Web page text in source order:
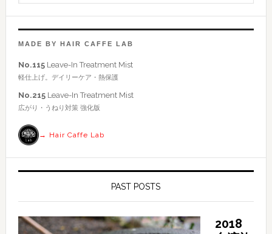
バ
ー
ト
検
す
MADE BY HAIR CAFFE LAB
No.115Leave-In Treatment Mist
軽仕上げ。デイリーケア・熱保護
No.215Leave-In Treatment Mist
広がり・うねり対策 強化版
→ Hair Caffe Lab
PAST POSTS
2018